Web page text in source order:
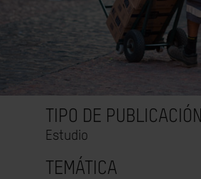
TIPO DE PUBLICACIÓN
Estudio
TEMÁTICA